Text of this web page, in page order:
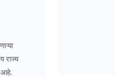
राज्य
आहे.